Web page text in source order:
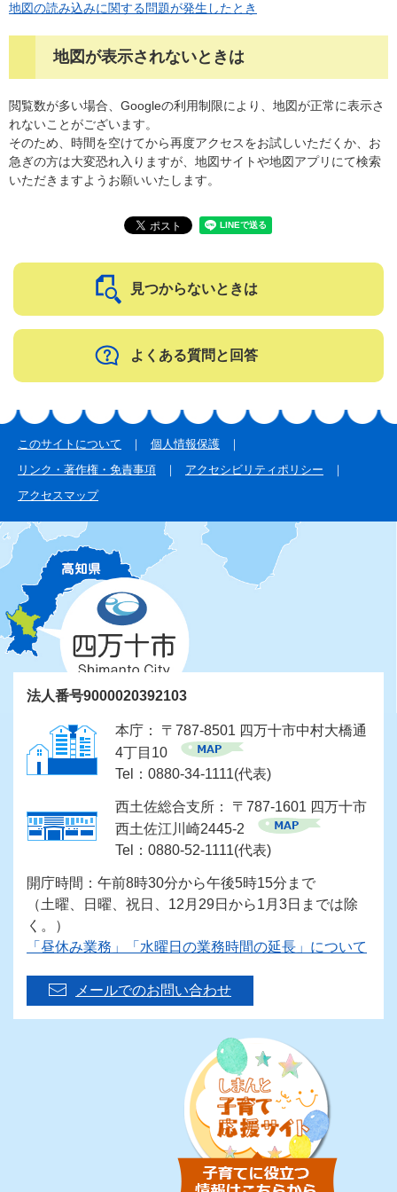
地図の読み込みに関する問題が発生したとき
地図が表示されないときは
閲覧数が多い場合、Googleの利用制限により、地図が正常に表示さ
れないことがございます。
そのため、時間を空けてから再度アクセスをお試しいただくか、お
急ぎの方は大変恐れ入りますが、地図サイトや地図アプリにて検索
いただきますようお願いいたします。
見つからないときは
よくある質問と回答
このサイトについて
個人情報保護
リンク・著作権・免責事項
アクセシビリティポリシー
アクセスマップ
法人番号9000020392103
本庁： 〒787-8501 四万十市中村大橋通
4丁目10
Tel：0880-34-1111(代表)
西土佐総合支所： 〒787-1601 四万十市
西土佐江川崎2445-2
Tel：0880-52-1111(代表)
開庁時間：午前8時30分から午後5時15分まで
（土曜、日曜、祝日、12月29日から1月3日までは除
く。）
「昼休み業務」「水曜日の業務時間の延長」について
メールでのお問い合わせ